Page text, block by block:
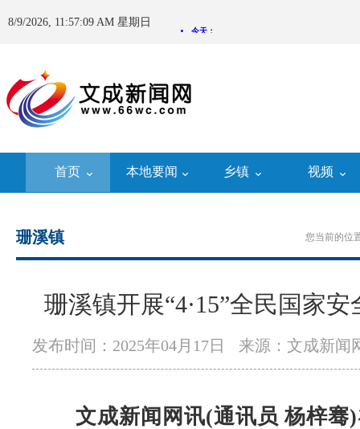
8/9/2026, 11:57:10 AM 星期日
首页 本地要闻 乡镇 视频
您当前的位
珊溪镇
珊溪镇开展“4·15”全民国家
发布时间：2025年04月17日 来源：文成新闻
文成新闻网讯(通讯员 杨梓骞)